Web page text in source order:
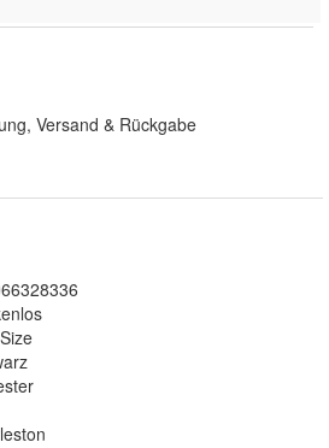
Versand & Rückgabe